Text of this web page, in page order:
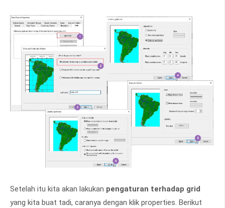
Setelah itu kita akan lakukan pengaturan terhadap grid
yang kita buat tadi, caranya dengan klik properties. Berikut